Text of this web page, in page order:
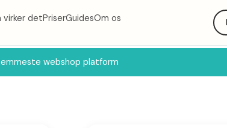
webshop platform
virker detPriserGuidesOm os